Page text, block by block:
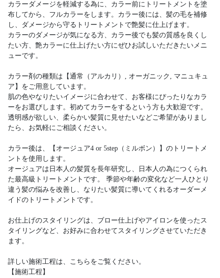
カラーダメージを軽減する為に、カラー前にトリートメントを塗
布してから、フルカラーをします。カラー後には、髪の毛を補修
し、ダメージから守るトリートメントで艶髪に仕上げます。
カラーのダメージが気になる方、カラー後でも髪の質感を良くし
たい方、艶カラーに仕上げたい方にぜひお試しいただきたいメニ
ューです。
カラー剤の種類は【通常（アルカリ）, オーガニック, マニュキュ
ア】をご用意しています。
肌の色やなりたいイメージに合わせて、お客様にぴったりなカラ
ーをお選びします。初めてカラーをするという方も大歓迎です。
透明感が欲しい、柔らかい髪質に見せたいなどご希望がありまし
たら、お気軽にご相談ください。
カラー後は、【オージュア4 or 5step（ミルボン）】のトリートメ
ントを使用します。
オージュアは日本人の髪質を長年研究し、日本人の為につくられ
た最高級トリートメントです。 季節や年齢の変化など一人ひとり
違う髪の悩みを改善し、なりたい髪質に導いてくれるオーダーメ
イドのトリートメントです。
お仕上げのスタイリングは、ブロー仕上げやアイロンを使ったス
タイリングなど、お好みに合わせてスタイリングさせていただき
ます。
詳しい施術工程は、こちらをご覧ください。
【施術工程】